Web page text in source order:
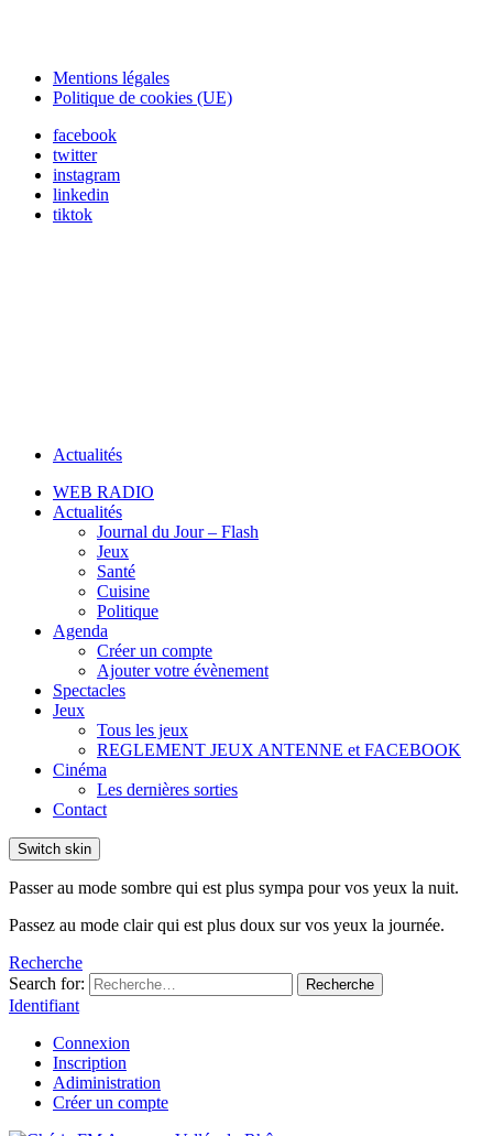
Mentions légales
Politique de cookies (UE)
facebook
twitter
instagram
linkedin
tiktok
Actualités
WEB RADIO
Actualités
Journal du Jour – Flash
Jeux
Santé
Cuisine
Politique
Agenda
Créer un compte
Ajouter votre évènement
Spectacles
Jeux
Tous les jeux
REGLEMENT JEUX ANTENNE et FACEBOOK
Cinéma
Les dernières sorties
Contact
Switch skin
Passer au mode sombre qui est plus sympa pour vos yeux la nuit.
Passez au mode clair qui est plus doux sur vos yeux la journée.
Recherche
Search for:
Recherche
Identifiant
Connexion
Inscription
Adiministration
Créer un compte